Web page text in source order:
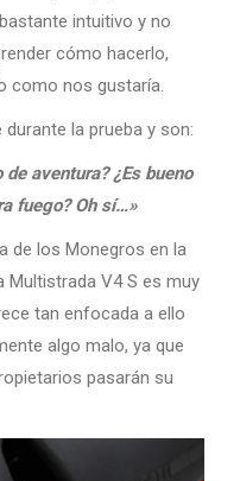
intuitivo y no
cómo hacerlo,
como nos gustaría.
la prueba y son:
aventura? ¿Es bueno
fuego? Oh sí…»
de los Monegros en la
Multistrada V4 S es muy
tan enfocada a ello
algo malo, ya que
pasarán su